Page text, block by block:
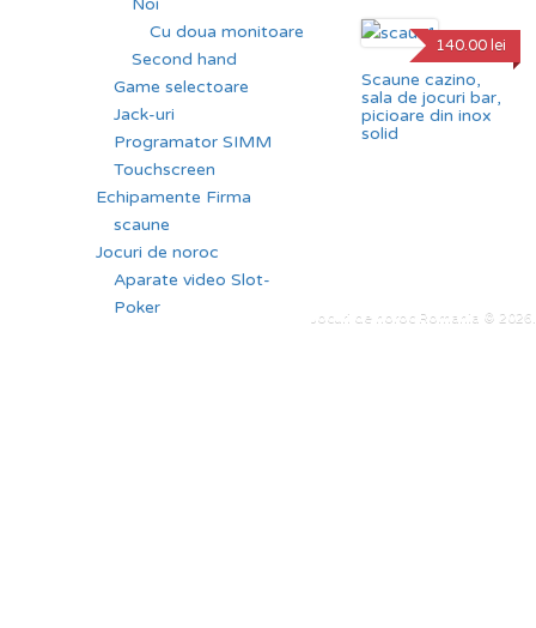
Scaune cazino,
sala de jocuri bar,
picioare din inox
solid
140.00lei
Noi
Cu doua monitoare
Second hand
Game selectoare
Jack-uri
Programator SIMM
Touchscreen
Echipamente Firma
scaune
Jocuri de noroc
Aparate video Slot-
Poker
Jocuri de noroc Romania ©